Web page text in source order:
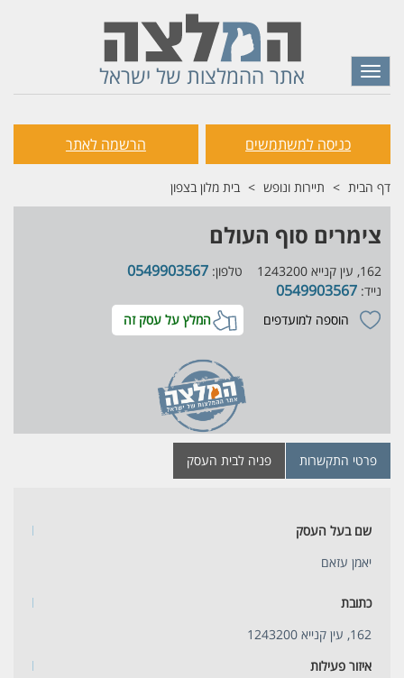
אתר ההמלצות של ישראל
Toggle
navigation
כניסה למשתמשים הרשמה לאתר
דף הבית תיירות ונופש בית מלון בצפון
צימרים סוף העולם
162, עין קנייא 1243200 טלפון: 0549903567
נייד: 0549903567
הוספה למועדפים המלץ על עסק זה
פרטי התקשרות פניה לבית העסק
שם בעל העסק
יאמן עזאם
כתובת
162, עין קנייא 1243200
איזור פעילות